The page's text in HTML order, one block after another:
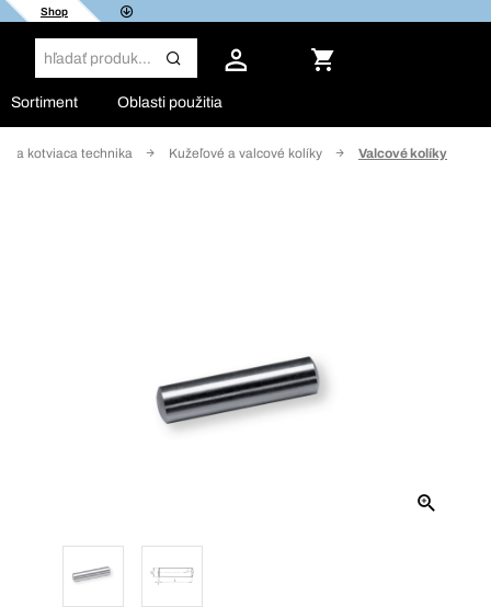
Shop
Sortiment Oblasti použitia
kotviaca technika Kužeľové a valcové kolíky Valcové kolíky